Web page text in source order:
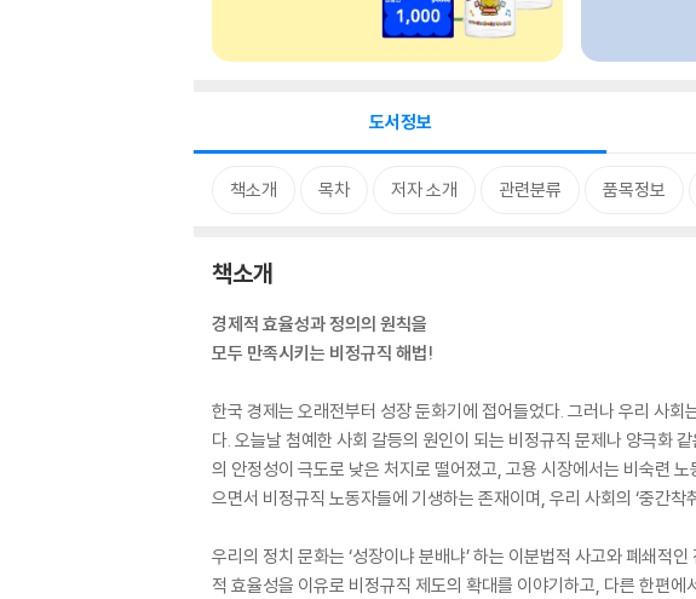
도서정보
책소개 목차 저자 소개 관련분류 품목정보
책소개
경제적 효율성과 정의의 원칙을
모두 만족시키는 비정규직 해법!
한국 경제는 오래전부터 성장 둔화기에 접어들었다. 그러나 우리 사
다. 오늘날 첨예한 사회 갈등의 원인이 되는 비정규직 문제나 양극화
의 안정성이 극도로 낮은 처지로 떨어졌고, 고용 시장에서는 비숙련
으면서 비정규직 노동자들에 기생하는 존재이며, 우리 사회의 ‘중간착
우리의 정치 문화는 ‘성장이냐 분배냐’ 하는 이분법적 사고와 폐쇄적
적 효율성을 이유로 비정규직 제도의 확대를 이야기하고, 다른 한편에